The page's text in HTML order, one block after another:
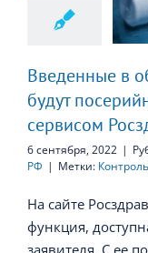
Введенные в
будут
сервисом
6 сентября, 2022 |
РФ | Метки:
На сайте
функция,
заявителя. С ее